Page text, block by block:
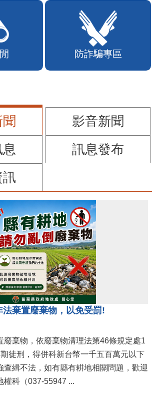
防詐騙專區
影音新聞
訊息發布
訊
棄置廢棄物，以免受罰!
廢棄物，依廢棄物清理法第46條規定處1
徒刑，得併科新台幣一千五百萬元以下
查緝不法，如有縣有耕地相關問題，歡迎
洽詢本府地政處地權科（037-55947 ...